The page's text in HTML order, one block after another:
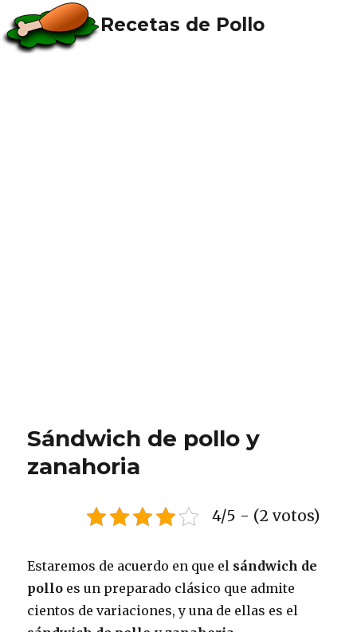
Recetas de Pollo
Sándwich de pollo y
zanahoria
4/5 - (2 votos)
Estaremos de acuerdo en que el sándwich de
pollo es un preparado clásico que admite
cientos de variaciones, y una de ellas es el